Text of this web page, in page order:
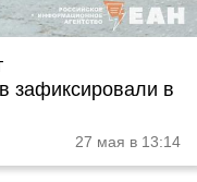
зафиксировали в
27 мая в 13:14